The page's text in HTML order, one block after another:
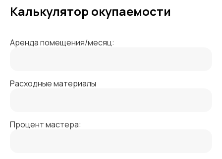
Калькулятор окупаемости
Аренда помещения/месяц:
Расходные материалы
Процент мастера: